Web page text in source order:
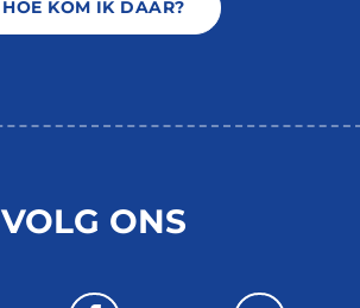
HOE KOM IK DAAR?
VOLG ONS